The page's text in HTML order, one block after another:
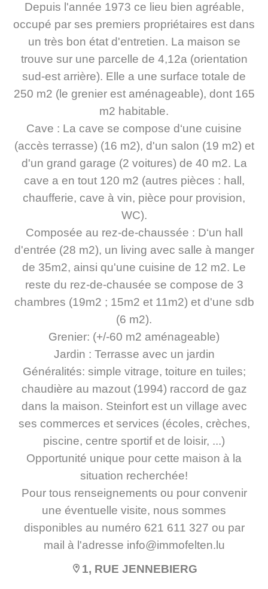
Depuis l'année 1973 ce lieu bien agréable,
occupé par ses premiers propriétaires est dans
un très bon état d'entretien. La maison se
trouve sur une parcelle de 4,12a (orientation
sud-est arrière). Elle a une surface totale de
250 m2 (le grenier est aménageable), dont 165
m2 habitable.
Cave : La cave se compose d‘une cuisine
(accès terrasse) (16 m2), d'un salon (19 m2) et
d'un grand garage (2 voitures) de 40 m2. La
cave a en tout 120 m2 (autres pièces : hall,
chaufferie, cave à vin, pièce pour provision,
WC).
Composée au rez-de-chaussée : D‘un hall
d'entrée (28 m2), un living avec salle à manger
de 35m2, ainsi qu'une cuisine de 12 m2. Le
reste du rez-de-chausée se compose de 3
chambres (19m2 ; 15m2 et 11m2) et d'une sdb
(6 m2).
Grenier: (+/-60 m2 aménageable)
Jardin : Terrasse avec un jardin
Généralités: simple vitrage, toiture en tuiles;
chaudière au mazout (1994) raccord de gaz
dans la maison. Steinfort est un village avec
ses commerces et services (écoles, crèches,
piscine, centre sportif et de loisir, ...)
Opportunité unique pour cette maison à la
situation recherchée!
Pour tous renseignements ou pour convenir
une éventuelle visite, nous sommes
disponibles au numéro 621 611 327 ou par
mail à l'adresse info@immofelten.lu
1, RUE JENNEBIERG